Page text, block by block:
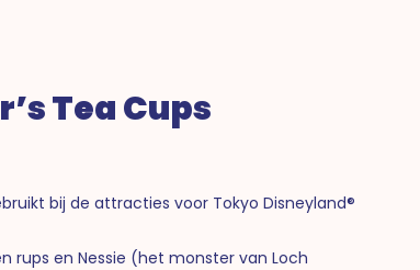
Tea Cups
bij de attracties voor Tokyo Disneyland®
rups en Nessie (het monster van Loch